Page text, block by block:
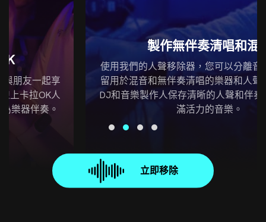
製作無伴奏清唱和混音
使用我們的人聲移除器，您可以分離音樂和人聲，保
留用於混音和無伴奏清唱的樂器和人聲軌道。它允許
DJ和音樂製作人保存清晰的人聲和伴奏音樂，製作充
立即移除